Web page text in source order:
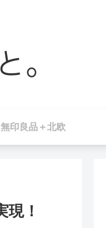
無印良品＋北欧
！